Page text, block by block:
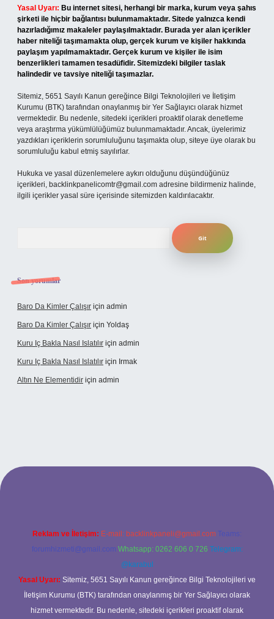
Yasal Uyarı: Bu internet sitesi, herhangi bir marka, kurum veya şahıs
şirketi ile hiçbir bağlantısı bulunmamaktadır. Sitede yalnızca kendi
hazırladığımız makaleler paylaşılmaktadır. Burada yer alan içerikler
haber niteliği taşımamakta olup, gerçek kurum ve kişiler hakkında
paylaşım yapılmamaktadır. Gerçek kurum ve kişiler ile isim
benzerlikleri tamamen tesadüfidir. Sitemizdeki bilgiler taslak
halindedir ve tavsiye niteliği taşımazlar.
Sitemiz, 5651 Sayılı Kanun gereğince Bilgi Teknolojileri ve İletişim
Kurumu (BTK) tarafından onaylanmış bir Yer Sağlayıcı olarak hizmet
vermektedir. Bu nedenle, sitedeki içerikleri proaktif olarak denetleme
veya araştırma yükümlülüğümüz bulunmamaktadır. Ancak, üyelerimiz
yazdıkları içeriklerin sorumluluğunu taşımakta olup, siteye üye olarak bu
sorumluluğu kabul etmiş sayılırlar.
Hukuka ve yasal düzenlemelere aykırı olduğunu düşündüğünüz
içerikleri, backlinkpanelicomtr@gmail.com adresine bildirmeniz halinde,
ilgili içerikler yasal süre içerisinde sitemizden kaldırılacaktır.
Son yorumlar
Baro Da Kimler Çalışır için admin
Baro Da Kimler Çalışır için Yoldaş
Kuru Iç Bakla Nasıl Islatılır için admin
Kuru Iç Bakla Nasıl Islatılır için Irmak
Altın Ne Elementidir için admin
güncel giriş
Reklam ve İletişim: E-mail: backlinkpaneli@gmail.com Teams:
forumhizmeti@gmail.com Whatsapp: 0262 606 0 726 Telegram:
@karabul
Yasal Uyarı: Sitemiz, 5651 Sayılı Kanun gereğince Bilgi Teknolojileri ve
İletişim Kurumu (BTK) tarafından onaylanmış bir Yer Sağlayıcı olarak
hizmet vermektedir. Bu nedenle, sitedeki içerikleri proaktif olarak